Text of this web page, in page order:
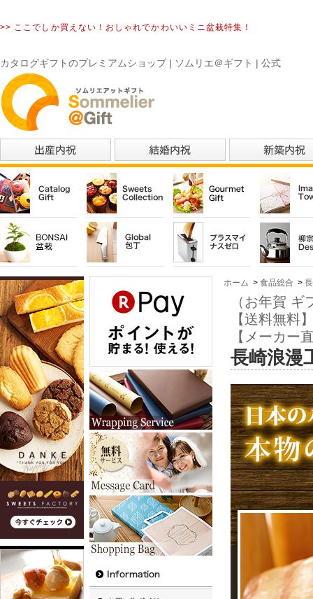
>> ここでしか買えない！おしゃれでかわいいミニ盆栽特集！
カタログギフトのプレミアムショップ | ソムリエ＠ギフト | 公式
ホーム > 食品総合 >
（お年賀
【送料無料
【メーカー
長崎浪漫